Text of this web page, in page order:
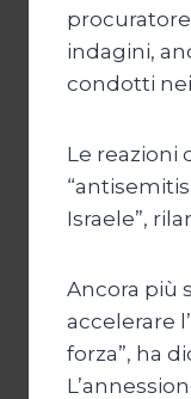
indagini,
condotti
Le reazioni
Israele”,
Ancora più
accelerare
forza”, ha